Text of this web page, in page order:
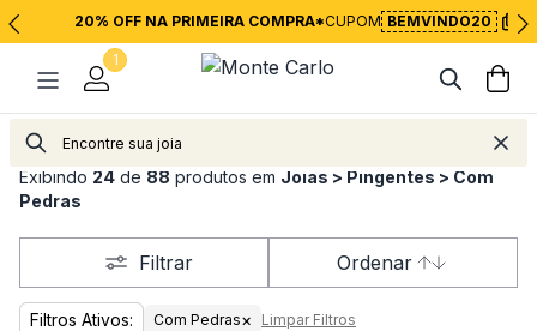
20% OFF NA PRIMEIRA COMPRA*CUPOM BEMVINDO20
1
Joias
Pingentes
Exibindo 24 de 88 produtos em Joias > Pingentes > Com
Pedras
Filtrar Ordenar
Filtros Ativos: Com Pedras× Limpar Filtros